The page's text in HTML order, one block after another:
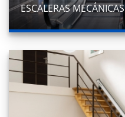
ESCALERAS MECÁNICAS